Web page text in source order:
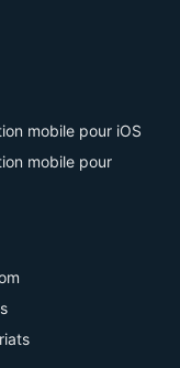
mobile pour iOS
mobile pour